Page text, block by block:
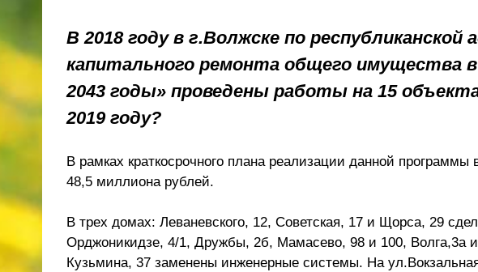
В 2018 году в г.Волжске по республиканской
капитального ремонта общего имущества
2043 годы» проведены работы на 15
2019 году?
В рамках краткосрочного плана реализации данной
48,5 миллиона рублей.
В трех домах: Леваневского, 12, Советская, 17 и Щорса, 29
Орджоникидзе, 4/1, Дружбы, 2б, Мамасево, 98 и 100, Волга,3а
Кузьмина, 37 заменены инженерные системы. На